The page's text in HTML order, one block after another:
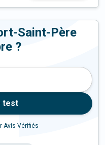
Saint-Père
?
test
Avis Vérifiés